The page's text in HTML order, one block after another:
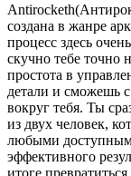
создана в жанре
процесс здесь
скучно тебе точно
простота в
детали и сможешь
вокруг тебя. Ты
из двух человек,
любыми
эффективного
итоге